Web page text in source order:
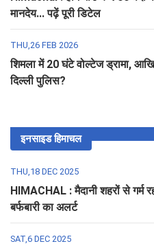
मानदेय... पढ़ें पूरी डिटेल
THU,26 FEB 2026
शिमला में 20 घंटे वोल्टेज ड्रामा,
दिल्ली पुलिस?
इनसाइड हिमाचल
THU,18 DEC 2025
HIMACHAL : मैदानी शहरों से गर्म
बर्फबारी का अलर्ट
SAT,6 DEC 2025